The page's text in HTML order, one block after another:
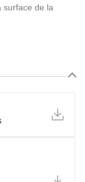
surface de la